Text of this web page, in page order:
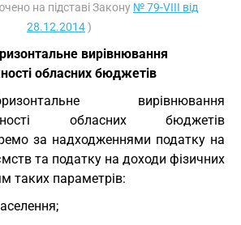
на підставі Закону № 79-VIII від
28.12.2014)
вирівнювання
обласних бюджетів
вирівнювання
обласних бюджетів
за надходженнями податку на
та податку на доходи фізичних
таких параметрів: